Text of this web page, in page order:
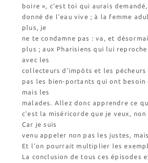
boire », c’est toi qui aurais
donné de l’eau vive ; à la femme
plus, je
ne te condamne pas : va, et
plus ; aux Pharisiens qui lui
avec les
collecteurs d’impôts et les pécheurs
pas les bien-portants qui ont besoin
mais les
malades. Allez donc apprendre ce
c’est la miséricorde que je veux,
Car je suis
venu appeler non pas les justes,
Et l’on pourrait multiplier les
La conclusion de tous ces épisodes